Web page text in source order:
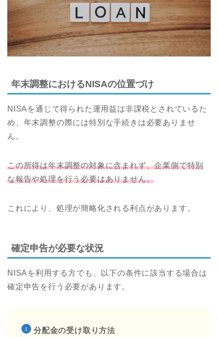
年末調整におけるNISAの位置づけ
NISAを通じて得られた運用益は非課税とされているた
め、年末調整の際には特別な手続きは必要ありませ
ん。
この所得は年末調整の対象に含まれず、企業側で特別
な報告や処理を行う必要はありません。
これにより、処理が簡略化される利点があります。
確定申告が必要な状況
NISAを利用する方でも、以下の条件に該当する場合は
確定申告を行う必要があります。
分配金の受け取り方法